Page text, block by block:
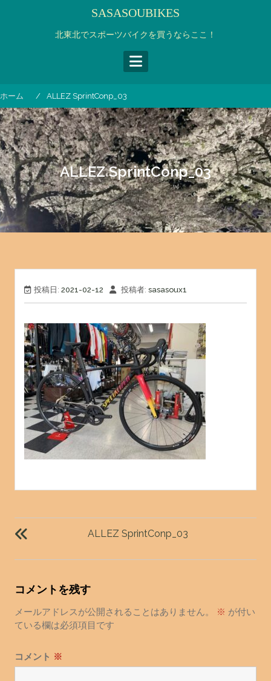
キ
ッ
プ
SASASOUBIKES
北東北でスポーツバイクを買うならここ！
ホーム ALLEZ SprintConp_03
ALLEZ SprintConp_03
投稿日: 2021-02-12 投稿者: sasasoux1
投
稿
ビ
ー
シ
ョ
ALLEZ SprintConp_03
コメントを残す
メールアドレスが公開されることはありません。 ※ が付い
ている欄は必須項目です
コメント ※